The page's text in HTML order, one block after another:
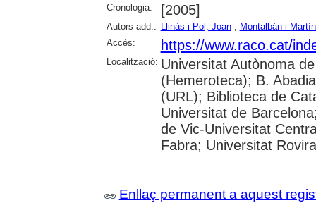
Cronologia: [2005]
Autors add.: Llinàs i Pol, Joan; Montalbán i
Accés:
https://www.raco.cat/
Localització: Universitat Autònoma
(Hemeroteca); B.
(URL); Biblioteca de
Universitat de
de Vic-Universitat
Fabra; Universitat
Enllaç permanent a aquest